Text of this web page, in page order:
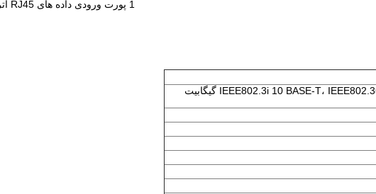
1 پورت ورودی داده های RJ45 اترنت + 1 پورت خروجی برق RJ45 (داده ها + برق)
IEEE802.3i 10 BASE-T، IEEE802.3u 100 BASE-TX، IEEE 802.3ab گیگابیت